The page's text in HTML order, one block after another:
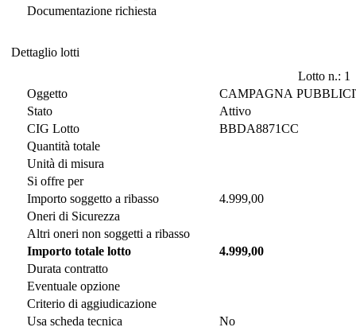
Documentazione richiesta
Dettaglio lotti
Lotto n.: 1
Oggetto
CAMPAGNA
Stato
Attivo
CIG Lotto
BBDA8871CC
Quantità totale
Unità di misura
Si offre per
Importo soggetto a ribasso
4.999,00
Oneri di Sicurezza
Altri oneri non soggetti a ribasso
Importo totale lotto
4.999,00
Durata contratto
Eventuale opzione
Criterio di aggiudicazione
Usa scheda tecnica
No